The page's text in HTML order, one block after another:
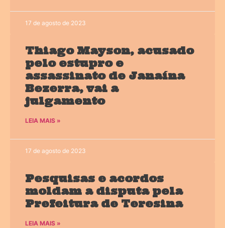
17 de agosto de 2023
Thiago Mayson, acusado
pelo estupro e
assassinato de Janaína
Bezerra, vai a
julgamento
LEIA MAIS »
17 de agosto de 2023
Pesquisas e acordos
moldam a disputa pela
Prefeitura de Teresina
LEIA MAIS »